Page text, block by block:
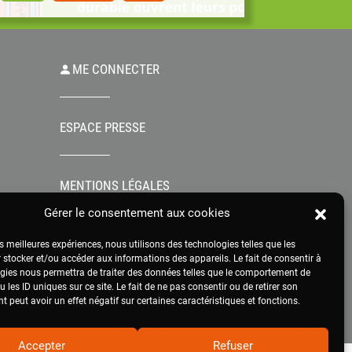
Gérer le consentement aux cookies
meilleures expériences, nous utilisons des technologies telles que les
stocker et/ou accéder aux informations des appareils. Le fait de consentir à
nous permettra de traiter des données telles que le comportement de
les ID uniques sur ce site. Le fait de ne pas consentir ou de retirer son
peut avoir un effet négatif sur certaines caractéristiques et fonctions.
Accepter Refuser
contexte où l’agriculture est au cœur de...
ME CONNECTER
ESPACE PRESSE
MENTIONS LÉGALES